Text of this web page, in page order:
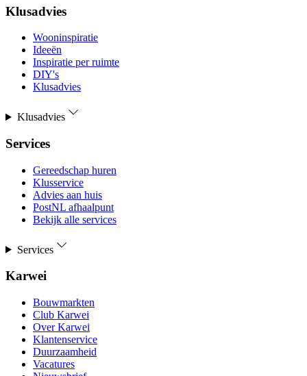
Klusadvies
Wooninspiratie
Ideeën
Inspiratie per ruimte
DIY's
Klusadvies
Klusadvies
Services
Gereedschap huren
Klusservice
Advies aan huis
PostNL afhaalpunt
Bekijk alle services
Services
Karwei
Bouwmarkten
Club Karwei
Over Karwei
Klantenservice
Duurzaamheid
Vacatures